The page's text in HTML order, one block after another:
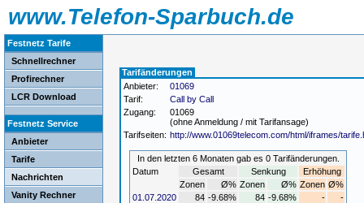
www.Telefon-Sparbuch.de
Festnetz Tarife
Schnellrechner
Profirechner
LCR Download
Festnetz Service
Anbieter
Tarife
Nachrichten
Vanity Rechner
Tarifänderungen
Anbieter:
01069
Tarif:
Call by Call
Zugang:
01069
(ohne Anmeldung / mit Tarifansage)
Tarifseiten: http://www.01069telecom.com/html/iframes/
In den letzten 6 Monaten gab es 0 Tarifänderungen.
Datum
Gesamt Senkung
Erhöhung
Zonen
Ø% Zonen Ø% Zonen Ø%
01.07.2020
84 -9.68% 84 -9.68% -
-